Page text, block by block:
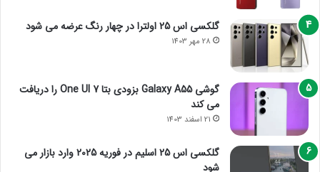
گلکسی اس 25 اولترا در چهار رنگ عرضه می شود
28 مهر 1403
گوشی Galaxy A55 بزودی بتا One UI 7 را دریافت
می کند
21 اسفند 1403
گلکسی اس 25 اسلیم در فوریه 2025 وارد بازار می
شود